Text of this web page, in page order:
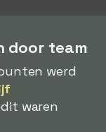
door team
werd
waren